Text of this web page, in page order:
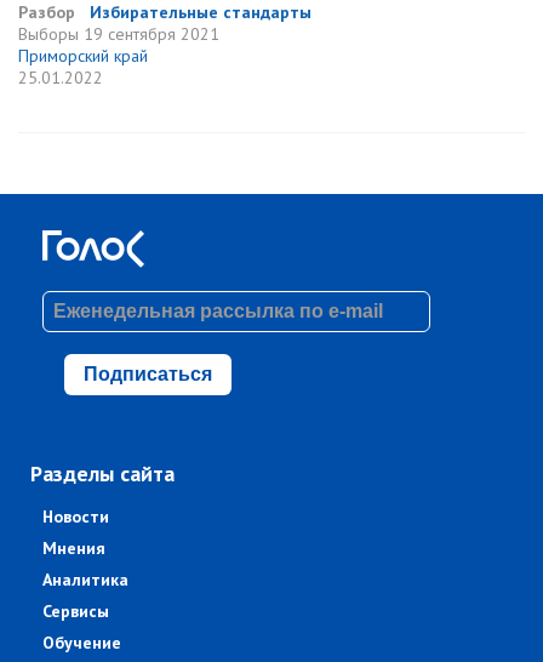
Разбор
Избирательные стандарты
Выборы 19 сентября 2021
Приморский край
25.01.2022
Подписаться
Разделы сайта
Новости
Мнения
Аналитика
Сервисы
Обучение